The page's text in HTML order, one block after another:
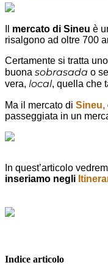
mercato di Sineu è
risalgono ad oltre 700
Certamente si tratta
buona sobrasada o
vera, local, quella che
Ma il mercato di Sineu,
passeggiata in un
In quest’articolo
inseriamo negli
Indice articolo